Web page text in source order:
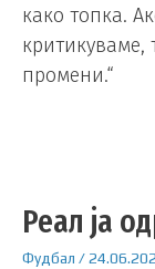
како топка.
критикуваме,
промени.“
Реал ја
Фудбал /